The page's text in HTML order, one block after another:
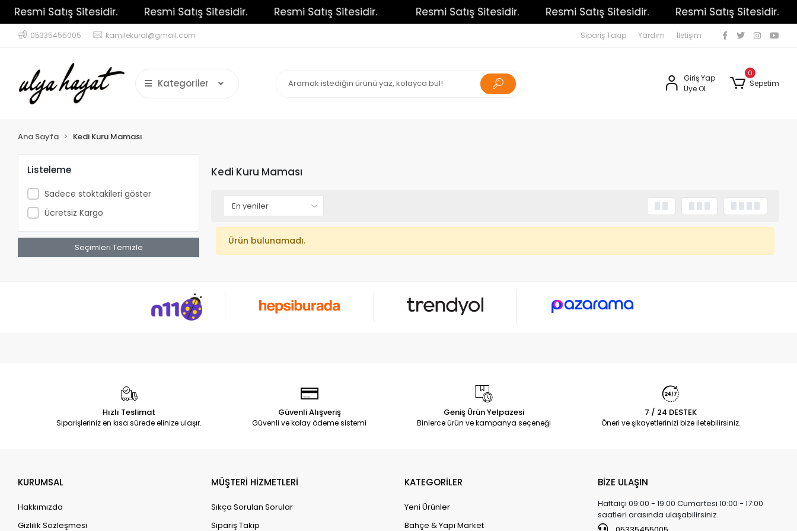
Resmi Satış Sitesidir. Resmi Satış Sitesidir. Resmi Satış Sitesidir. Resmi Satış Sitesidir. Resmi Satış Sitesidir. Resmi Satış Sitesidir.
05335455005 kamilekural@gmail.com Sipariş Takip Yardım İletişim
Kategoriler
Giriş Yap
Üye Ol
0
Sepetim
Ana Sayfa Kedi Kuru Maması
Listeleme
Sadece stoktakileri göster
Ücretsiz Kargo
Seçimleri Temizle
Kedi Kuru Maması
Ürün bulunamadı.
Hızlı Teslimat
Siparişleriniz en kısa sürede elinize ulaşır.
Güvenli Alışveriş
Güvenli ve kolay ödeme sistemi
Geniş Ürün Yelpazesi
Binlerce ürün ve kampanya seçeneği
7 / 24 DESTEK
Öneri ve şikayetlerinizi bize iletebilirsiniz.
KURUMSAL
Hakkımızda
Gizlilik Sözleşmesi
MÜŞTERİ HİZMETLERİ
Sıkça Sorulan Sorular
Sipariş Takip
KATEGORİLER
Yeni Ürünler
Bahçe & Yapı Market
BİZE ULAŞIN
Haftaiçi 09:00 - 19:00 Cumartesi 10:00 - 17:00
saatleri arasında ulaşabilirsiniz.